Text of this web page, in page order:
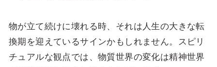
物が立て続けに壊れる時、それは人生の大きな転
換期を迎えているサインかもしれません。スピリ
チュアルな観点では、物質世界の変化は精神世界